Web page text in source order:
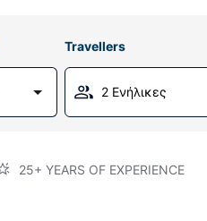
Travellers
2 Ενήλικες
25+ YEARS OF EXPERIENCE